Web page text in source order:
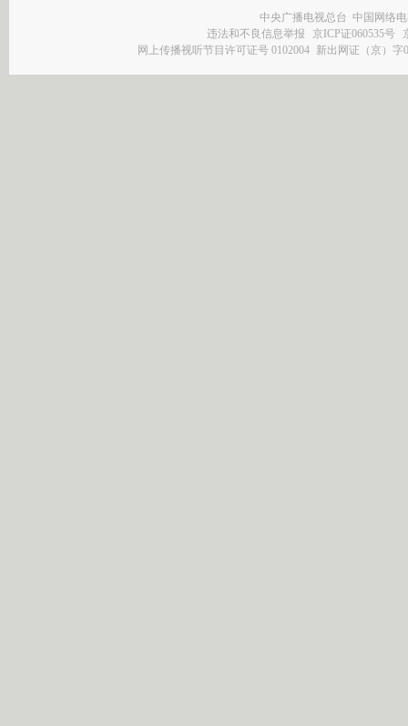
中央广播电视总台 中国网络
违法和不良信息举报
京ICP证060535号
网上传播视听节目许可证号 0102004 新出网证（京）